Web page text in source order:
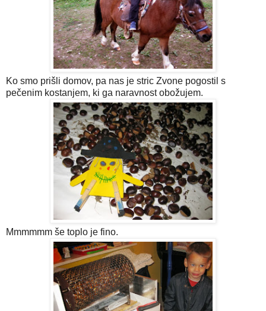
Ko smo prišli domov, pa nas je stric Zvone pogostil s
pečenim kostanjem, ki ga naravnost obožujem.
Mmmmmm še toplo je fino.